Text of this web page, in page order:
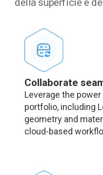
della superficie e
Collaborate
Leverage the
portfolio, including
geometry and
cloud-based